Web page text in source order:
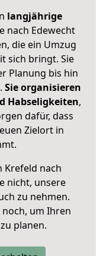
langjährige
nach Edewecht
die ein Umzug
sich bringt. Sie
Planung bis hin
Sie organisieren
Habseligkeiten,
dafür, dass
Zielort in
Krefeld nach
nicht, unsere
zu nehmen.
noch, um Ihren
zu planen.